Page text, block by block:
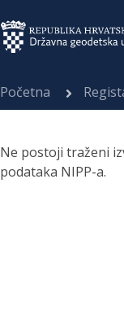
Početna
Ne postoji traženi
podataka NIPP-a.